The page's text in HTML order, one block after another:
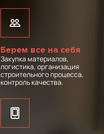
Берем все на себя
Закупка материалов,
логистика, организация
строительного процесса,
контроль качества.